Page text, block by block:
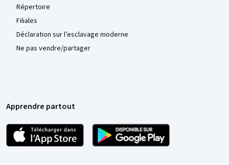
Répertoire
Filiales
Déclaration sur l’esclavage moderne
Ne pas vendre/partager
Apprendre partout